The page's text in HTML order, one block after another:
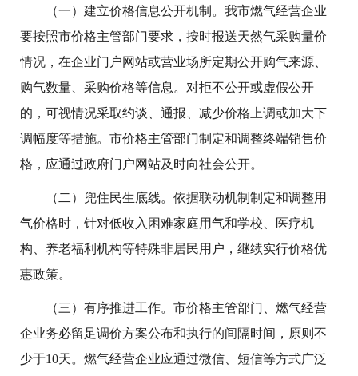
（一）建立价格信息公开机制。 我市燃气经营企业
要按照市价格主管部门要求，按时报送天然气采购量价
情况，在企业门户网站或营业场所定期公开购气来源、
购气数量、采购价格等信息。对拒不公开或虚假公开
的，可视情况采取约谈、通报、减少价格上调或加大下
调幅度等措施。市价格主管部门制定和调整终端销售价
格，应通过政府门户网站及时向社会公开。
（二）兜住民生底线。 依据联动机制制定和调整用
气价格时，针对低收入困难家庭用气和学校、医疗机
构、养老福利机构等特殊非居民用户，继续实行价格优
惠政策。
（三）有序推进工作。 市价格主管部门、燃气经营
企业务必留足调价方案公布和执行的间隔时间，原则不
少于10天。燃气经营企业应通过微信、短信等方式广泛